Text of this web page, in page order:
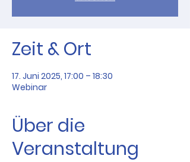
Zeit & Ort
17. Juni 2025, 17:00 – 18:30
Webinar
Über die
Veranstaltung